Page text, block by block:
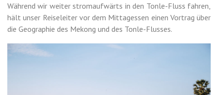
Während wir weiter stromaufwärts in den Tonle-Fluss fahren,
hält unser Reiseleiter vor dem Mittagessen einen Vortrag über
die Geographie des Mekong und des Tonle-Flusses.